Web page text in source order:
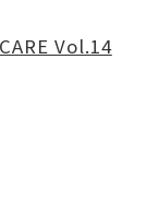
Vol.14